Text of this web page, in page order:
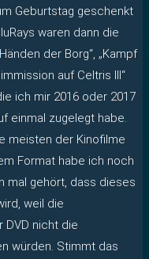
Geburtstag geschenkt
waren dann die
der Borg“, „Kampf
auf Celtris III“
ich mir 2016 oder 2017
einmal zugelegt habe.
meisten der Kinofilme
Format habe ich noch
mal gehört, dass dieses
weil die
DVD nicht die
würden. Stimmt das